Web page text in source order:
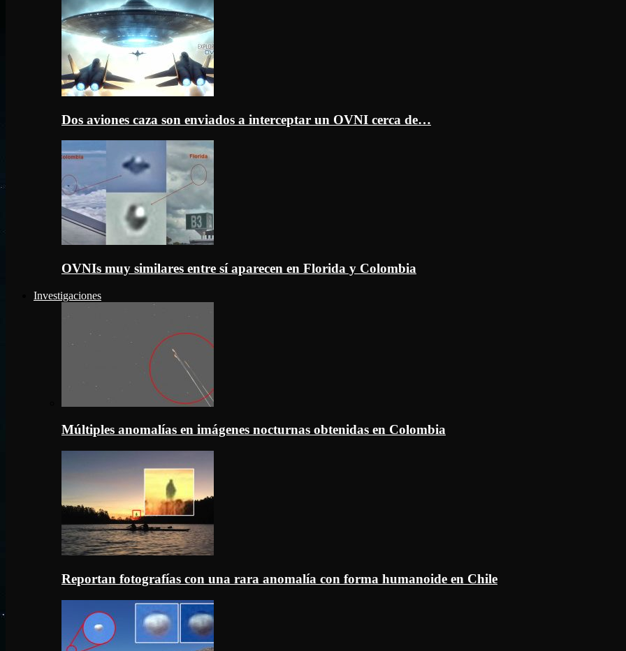
Dos aviones caza son enviados a interceptar un OVNI cerca de…
OVNIs muy similares entre sí aparecen en Florida y Colombia
Investigaciones
Múltiples anomalías en imágenes nocturnas obtenidas en Colombia
Reportan fotografías con una rara anomalía con forma humanoide en Chile